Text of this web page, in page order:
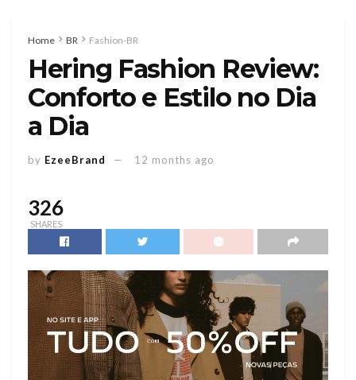
Home BR Fashion-BR
Hering Fashion Review:
Conforto e Estilo no Dia
a Dia
by EzeeBrand 12 months ago
326
SHARES